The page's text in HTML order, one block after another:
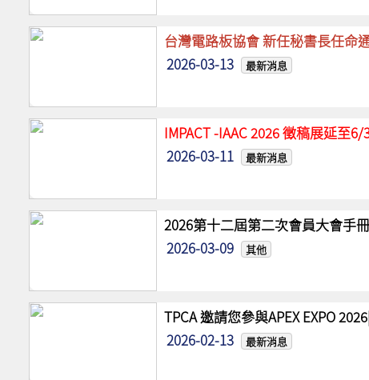
台灣電路板協會 新任秘書長任命
2026-03-13
最新消息
IMPACT -IAAC 2026 徵稿展延至
2026-03-11
最新消息
2026第十二屆第二次會員大會手
2026-03-09
其他
TPCA 邀請您參與APEX EXPO
2026-02-13
最新消息